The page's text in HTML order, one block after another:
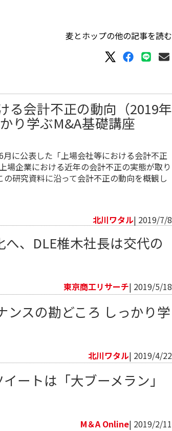
麦とホップの他の記事を読む
る会計不正の動向（2019年
り学ぶM&A基礎講座
に公表した「上場会社等における会計不正
場企業における近年の会計不正の実態が取り
の研究資料に沿って会計不正の動向を概観し
北川ワタル| 2019/7/8
、DLE椎木社長は交代の
東京商工リサーチ| 2019/5/18
ンスの勘どころ しっかり学
北川ワタル| 2019/4/22
ートは「大ブーメラン」
M＆A Online| 2019/2/11